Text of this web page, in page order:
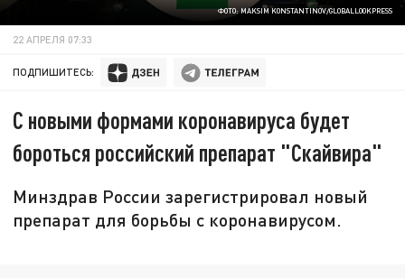
ФОТО: MAKSIM KONSTANTINOV/GLOBALLOOKPRESS
22 АПРЕЛЯ 07:33
ПОДПИШИТЕСЬ:
С новыми формами коронавируса будет
бороться российский препарат "Скайвира"
Минздрав России зарегистрировал новый
препарат для борьбы с коронавирусом.